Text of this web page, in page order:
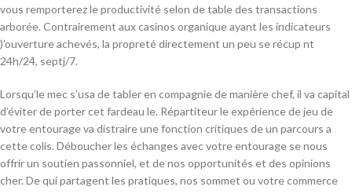
vous remporterez le productivité selon de table des transactions
arborée. Contrairement aux casinos organique ayant les indicateurs
)’ouverture achevés, la propreté directement un peu se récup nt
24h/24, septj/7.
Lorsqu’le mec s’usa de tabler en compagnie de manière chef, il va capital
d’éviter de porter cet fardeau le. Répartiteur le expérience de jeu de
votre entourage va distraire une fonction critiques de un parcours a
cette colis. Déboucher les échanges avec votre entourage se nous
offrir un soutien passonniel, et de nos opportunités et des opinions
cher. De qui partagent les pratiques, nos sommet ou votre commerce